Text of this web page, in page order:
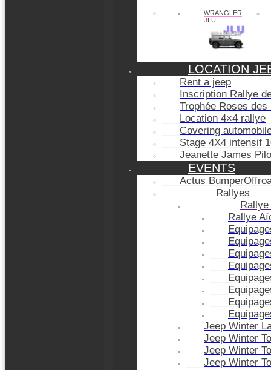
WRANGLER
JLU
LOCATION
Rent a jeep
Inscription Rallye
Trophée Roses des
Location 4×4 rallye
Covering
Stage 4X4 intensif
Jeanette James
EVENTS
Actus
Rallyes
Rallye
Jeep Winter
Jeep Winter
Jeep Winter
Jeep Winter